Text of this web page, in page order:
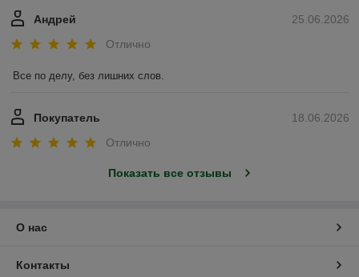
25.06.2026
Андрей
Отлично
Все по делу, без лишних слов.
18.06.2026
Покупатель
Отлично
Показать все отзывы
О нас
Контакты